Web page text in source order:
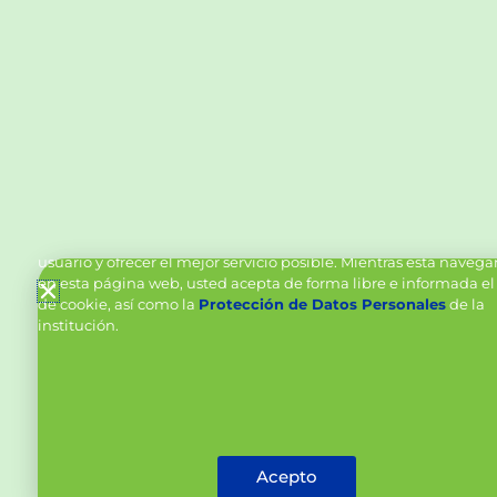
usuario y ofrecer el mejor servicio posible. Mientras está
en esta página web, usted acepta de forma libre e informada el
de cookie, así como la Protección de Datos Personalesde la
institución.
Acepto